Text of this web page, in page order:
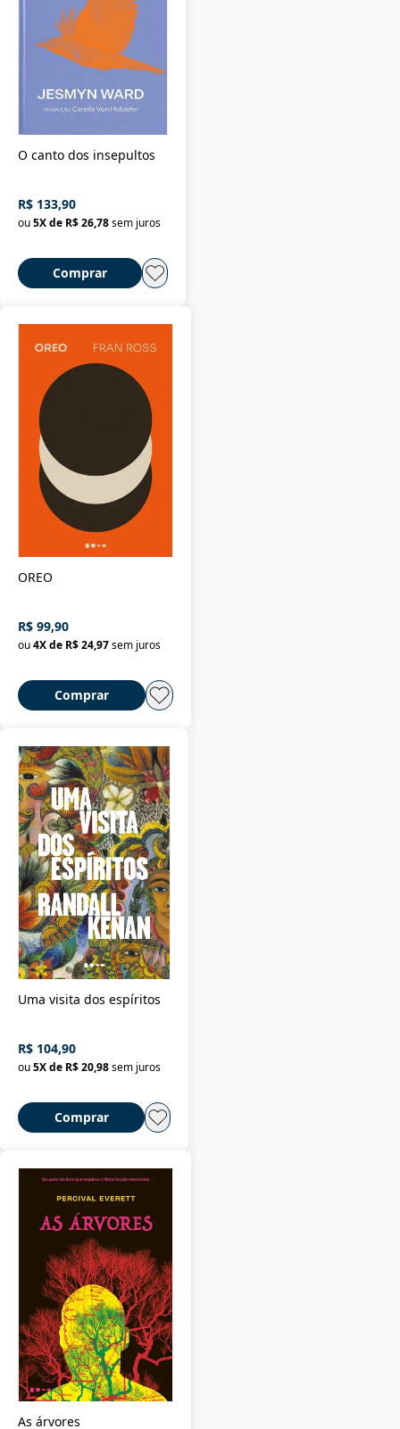
O canto dos insepultos
R$ 133,90
ou5X de R$ 26,78sem juros
Comprar
OREO
R$ 99,90
ou4X de R$ 24,97sem juros
Comprar
Uma visita dos espíritos
R$ 104,90
ou5X de R$ 20,98sem juros
Comprar
As árvores